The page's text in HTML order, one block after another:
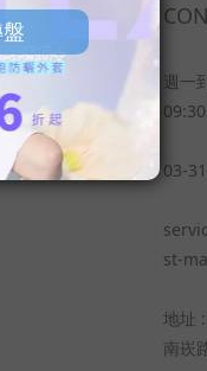
週一
03-
st-
地址
南崁